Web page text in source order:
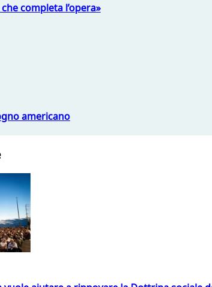
completa l’opera»
americano